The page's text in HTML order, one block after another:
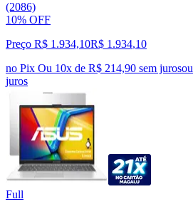
(2086)
10% OFF
Preço R$ 1.934,10R$ 1.934,10
no Pix Ou 10x de R$ 214,90 sem jurosou
juros
Full